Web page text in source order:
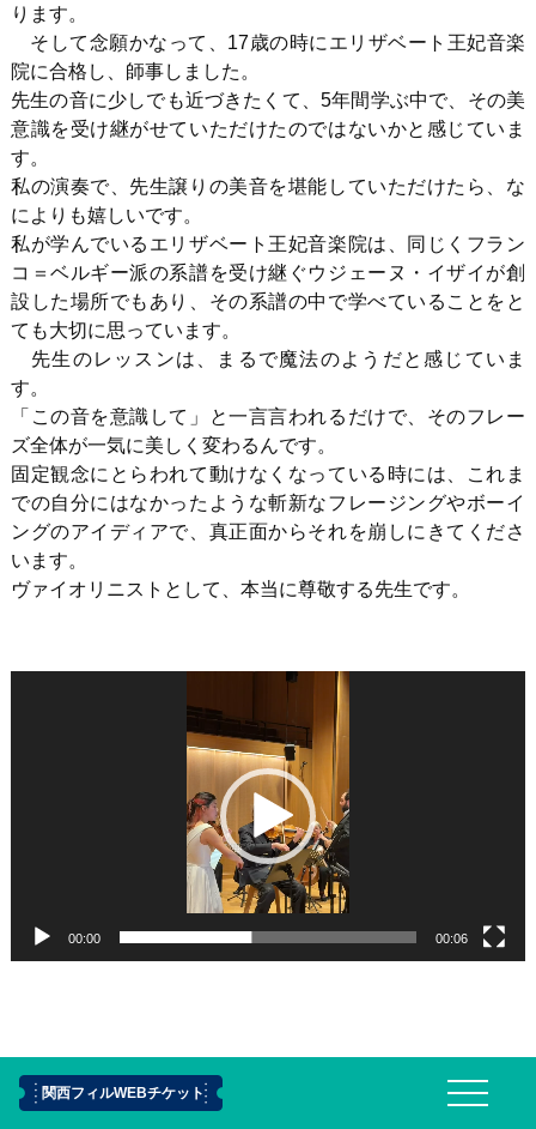
ります。
そして念願かなって、 17歳の時にエリザベート王妃音楽
院に合格し、師事しました。
先生の音に少しでも近づきたくて、5年間学ぶ中で、その美
意識を受け継がせていただけたのではないかと感じていま
す。
私の演奏で、先生譲りの美音を堪能していただけたら、な
によりも嬉しいです。
私が学んでいるエリザベート王妃音楽院は、同じくフラン
コ＝ベルギー派の系譜を受け継ぐウジェーヌ・イザイが創
設した場所でもあり、その系譜の中で学べていることをと
ても大切に思っています。
先生のレッスンは、まるで魔法のようだと感じていま
す。
「この音を意識して」と一言言われるだけで、そのフレー
ズ全体が一気に美しく変わるんです。
固定観念にとらわれて動けなくなっている時には、これま
での自分にはなかったような斬新なフレージングやボーイ
ングのアイディアで、真正面からそれを崩しにきてくださ
います。
ヴァイオリニストとして、本当に尊敬する先生です。
00:00 00:06
今回演奏する曲（ブルッフ）の魅力と意気込みを教えてく
関西フィルWEBチケット